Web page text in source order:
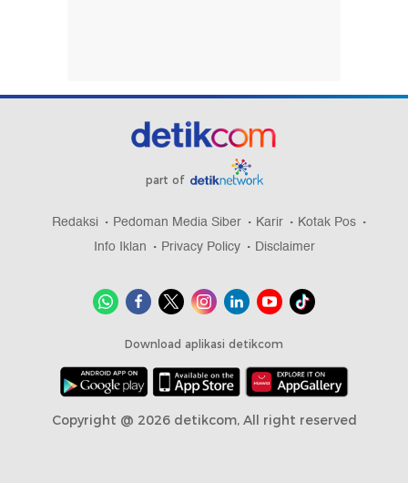
part of
Redaksi Pedoman Media Siber Karir
Kotak Pos
Info Iklan
Privacy Policy Disclaimer
Download aplikasi detikcom
Copyright @ 2026 detikcom, All right reserved